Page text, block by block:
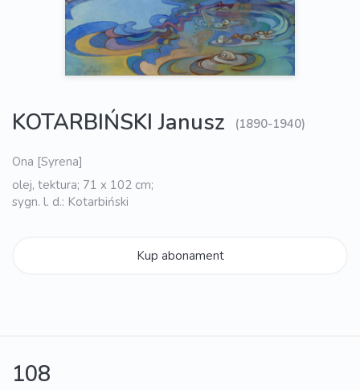
KOTARBIŃSKI Janusz (1890-1940)
Ona [Syrena]
olej, tektura; 71 x 102 cm;
sygn. l. d.: Kotarbiński
Kup abonament
108